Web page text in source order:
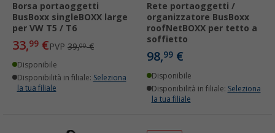
Borsa portaoggetti
BusBoxx singleBOXX large
per VW T5 / T6
33,99 €PVP 39,00€
Disponibile
Disponibilità in filiale: Seleziona
la tua filiale
Rete portaoggetti /
organizzatore BusBoxx
roofNetBOXX per tetto a
soffietto
98,99 €
Disponibile
Disponibilità in filiale: Seleziona
la tua filiale